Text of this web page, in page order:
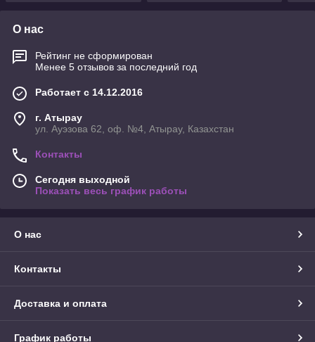
О нас
Рейтинг не сформирован
Менее 5 отзывов за последний год
Работает с 14.12.2016
г. Атырау
ул. Ауэзова 62, оф. №4, Атырау, Казахстан
Контакты
Сегодня выходной
Показать весь график работы
О нас
Контакты
Доставка и оплата
График работы